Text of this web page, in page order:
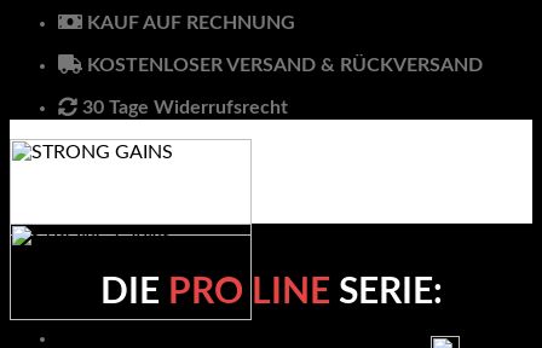
Skip
content
KAUF AUF RECHNUNG
KOSTENLOSER VERSAND & RÜCKVERSAND
30 Tage Widerrufsrecht
DIE PRO LINE SERIE: